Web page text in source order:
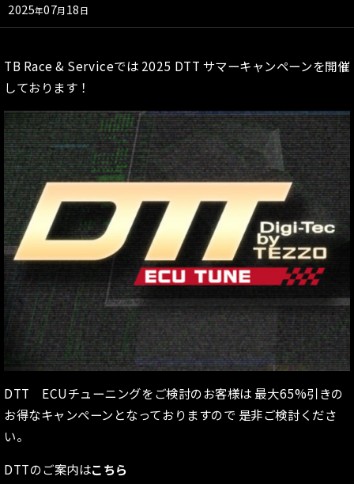
2025年07月18日
TB Race & Serviceでは 2025 DTT サマーキャンペーンを開催
しております！
DTT ECUチューニングをご検討のお客様は 最大65%引きの
お得なキャンペーンとなっておりますので 是非ご検討くださ
い。
DTTのご案内はこちら